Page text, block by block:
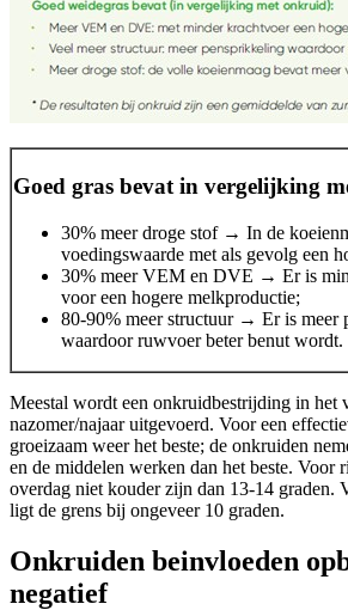
Goed gras bevat in vergelijking
30% meer droge stof → In de
voedingswaarde met als gevolg een
30% meer VEM en DVE → Er is
voor een hogere melkproductie;
80-90% meer structuur → Er is meer
waardoor ruwvoer beter benut wordt.
Meestal wordt een onkruidbestrijding in het
nazomer/najaar uitgevoerd. Voor een
groeizaam weer het beste; de onkruiden
en de middelen werken dan het beste. Voor
overdag niet kouder zijn dan 13-14 graden.
ligt de grens bij ongeveer 10 graden.
Onkruiden beinvloeden
negatief